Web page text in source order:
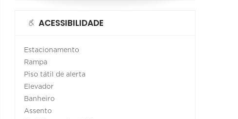
ACESSIBILIDADE
Estacionamento
Rampa
Piso tátil de alerta
Elevador
Banheiro
Assento